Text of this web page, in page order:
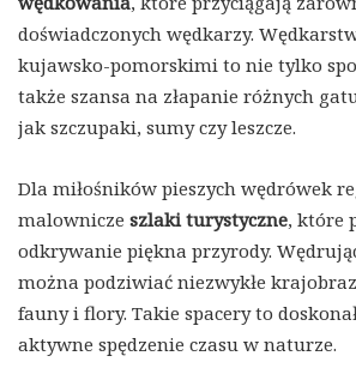
doświadczonych wędkarzy.
kujawsko-pomorskimi to nie tylko
także szansa na złapanie różnych
jak szczupaki, sumy czy leszcze.
Dla miłośników pieszych wędrówek
malownicze szlaki turystyczne, które
odkrywanie piękna przyrody.
można podziwiać niezwykłe
fauny i flory. Takie spacery to
aktywne spędzenie czasu w naturze.